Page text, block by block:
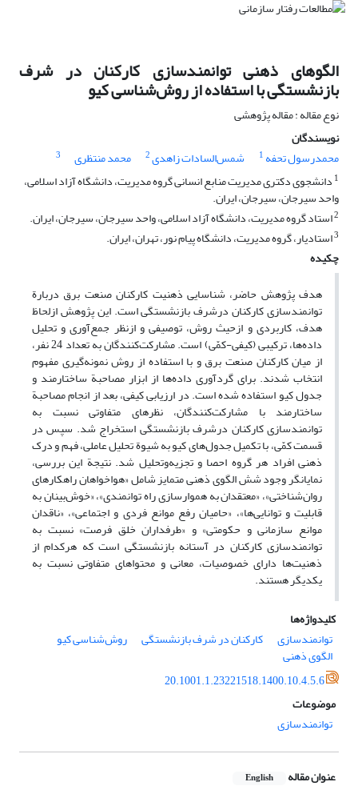
الگوهای ذهنی توانمندسازی کارکنان در شرف
بازنشستگی با استفاده از روش‌شناسی کیو
نوع مقاله : مقاله پژوهشی
نویسندگان
محمدرسول تحفه 1 شمس‌السادات زاهدی2 محمد منتظری
3
1 دانشجوی دکتری مدیریت منابع انسانی گروه مدیریت، دانشگاه آزاد اسلامی،
واحد سیرجان، سیرجان، ایران.
2استاد گروه مدیریت، دانشگاه آزاد اسلامی، واحد سیرجان، سیرجان، ایران.
3استادیار، گروه مدیریت، دانشگاه پیام نور، تهران، ایران.
چکیده
هدف پژوهش حاضر، شناسایی ذهنیت کارکنان صنعت برق دربارة
توانمندسازی کارکنان درشرف بازنشستگی است. این پژوهش ازلحاظ
هدف، کاربردی و ازحیث روش، توصیفی و ازنظر جمع‌آوری و تحلیل
داده‌ها، ترکیبی (کیفی-کمّی) است. مشارکت‌کنندگان به تعداد 24 نفر،
از میان کارکنان صنعت برق و با استفاده از روش نمونه‌گیری مفهوم
انتخاب شدند. برای گردآوری داده‌ها از ابزار مصاحبة ساختارمند و
جدول کیو استفاده‌ شده است. در ارزیابی کیفی، بعد از انجام مصاحبة
ساختارمند با مشارکت‌کنندگان، نظرهای متفاوتی نسبت به
توانمندسازی کارکنان درشرف بازنشستگی استخراج شد. سپس در
قسمت کمّی، با تکمیل جدول‌های کیو به شیوة تحلیل عاملی، فهم و درک
ذهنی افراد هر گروه احصا و ‌تجزیه‌و‌تحلیل شد. نتیجة این بررسی،
نمایانگر وجود شش الگوی ذهنی متمایز شامل «هواخواهان راهکارهای
روان‌شناختی»، «معتقدان به هموارسازی راه توانمندی»، «خوش‌بینان به
قابلیت و توانایی‌ها»، «حامیان رفع موانع فردی و اجتماعی»، «ناقدان
موانع سازمانی و حکومتی» و «طرفداران خلق فرصت» نسبت به
توانمندسازی کارکنان در آستانه بازنشستگی است که هرکدام از
ذهنیت‌ها دارای خصوصیات، معانی و محتواهای متفاوتی نسبت به
یکدیگر هستند.
کلیدواژه‌ها
توانمندسازی
کارکنان در شرف بازنشستگی روش‌شناسی کیو
الگوی ذهنی
20.1001.1.23221518.1400.10.4.5.6
موضوعات
توانمندسازی
عنوان مقاله English